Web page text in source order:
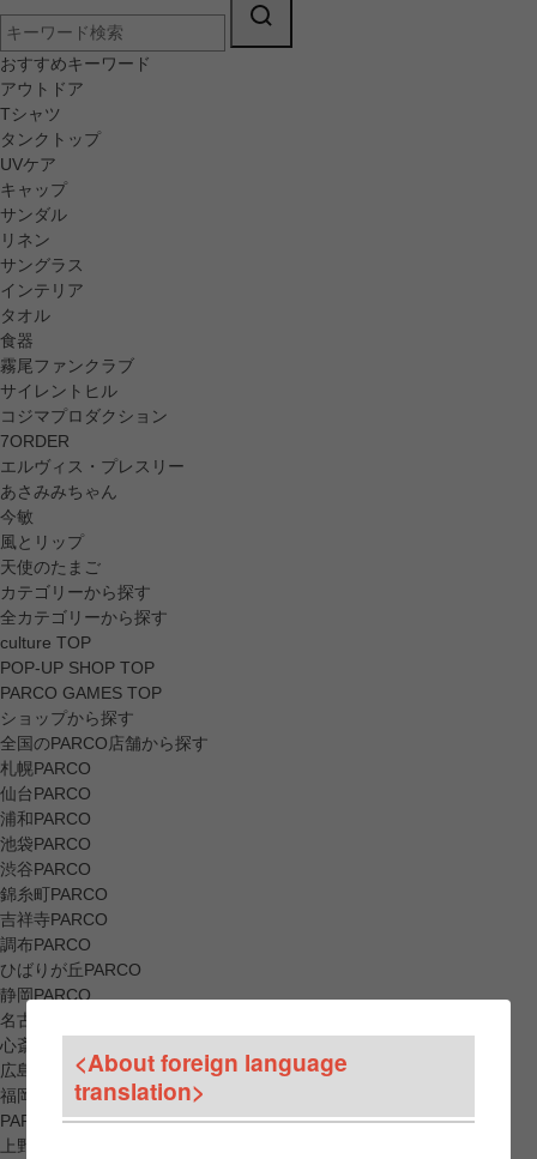
おすすめキーワード
アウトドア
Tシャツ
タンクトップ
UVケア
キャップ
サンダル
リネン
サングラス
インテリア
タオル
食器
霧尾ファンクラブ
サイレントヒル
コジマプロダクション
7ORDER
エルヴィス・プレスリー
あさみみちゃん
今敏
風とリップ
天使のたまご
カテゴリーから探す
全カテゴリーから探す
culture TOP
POP-UP SHOP TOP
PARCO GAMES TOP
ショップから探す
全国のPARCO店舗から探す
札幌PARCO
仙台PARCO
浦和PARCO
池袋PARCO
渋谷PARCO
錦糸町PARCO
吉祥寺PARCO
調布PARCO
ひばりが丘PARCO
静岡PARCO
名古屋PARCO
心斎橋PARCO
広島PARCO
福岡PARCO
PARCO_ya
上野
<About foreign language
translation>